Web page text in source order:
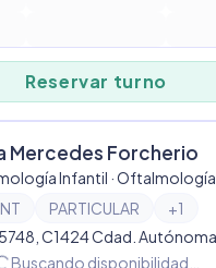
Reservar turno
Mercedes Forcherio
Infantil · Oftalmología
PARTICULAR +1
Buscando disponibilidad…